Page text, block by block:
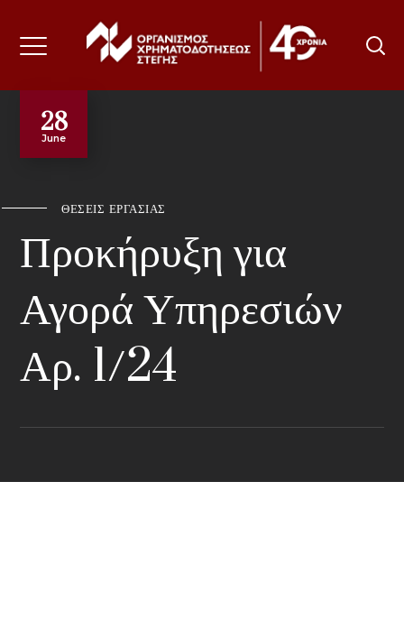
ΑΡΧΙΚΗ
ΟΜΑΔΙΚΕΣ ΑΣΦΑΛΙΣΕΙΣ
ΔΙΚΑΙΩΜΑΤΑ & ΧΡΕΩΣΕΙΣ
ΕΝΤΥΠΑ
28
June
ΘΕΣΕΙΣ ΕΡΓΑΣΙΑΣ
Προκήρυξη για
Αγορά Υπηρεσιών
Αρ. 1/24